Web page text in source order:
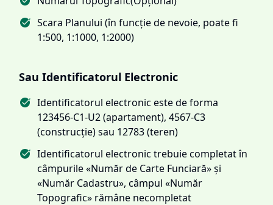
Scara Planului (în funcție de nevoie, poate fi
1:500, 1:1000, 1:2000)
Sau Identificatorul Electronic
Identificatorul electronic este de forma
123456-C1-U2 (apartament), 4567-C3
(construcție) sau 12783 (teren)
Identificatorul electronic trebuie completat în
câmpurile «Număr de Carte Funciară» și
«Număr Cadastru», câmpul «Număr
Topografic» rămâne necompletat